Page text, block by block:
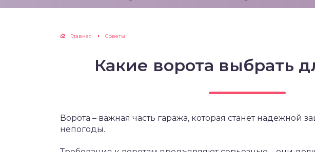
Главная Советы
Какие ворота выбрать
Ворота – важная часть гаража, которая станет надежной
непогоды.